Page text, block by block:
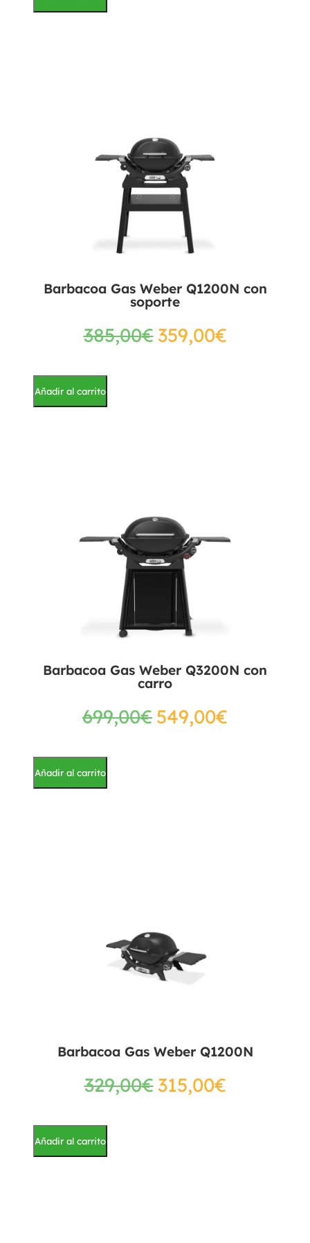
Barbacoa Gas Weber Q1200N con
soporte
385,00€359,00€
Añadir al carrito
Barbacoa Gas Weber Q3200N con
carro
699,00€ 549,00€
Añadir al carrito
Barbacoa Gas Weber Q1200N
329,00€315,00€
Añadir al carrito